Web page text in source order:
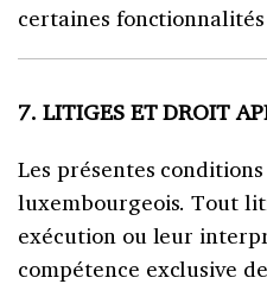
certaines
7. LITIGES ET DROIT
Les présentes
luxembourgeois. Tout
exécution ou leur
compétence exclusive